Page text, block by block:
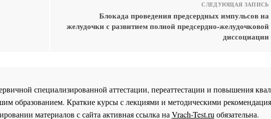
СЛЕДУЮЩАЯ ЗАПИСЬ
Блокада проведения предсердных импульсов на
желудочки с развитием полной предсердно-желудочковой
диссоциации
специализированной аттестации, переаттестации и повышения
образованием. Краткие курсы с лекциями и методическими
материалов с сайта активная ссылка наVrach-Test.ruобязательна.